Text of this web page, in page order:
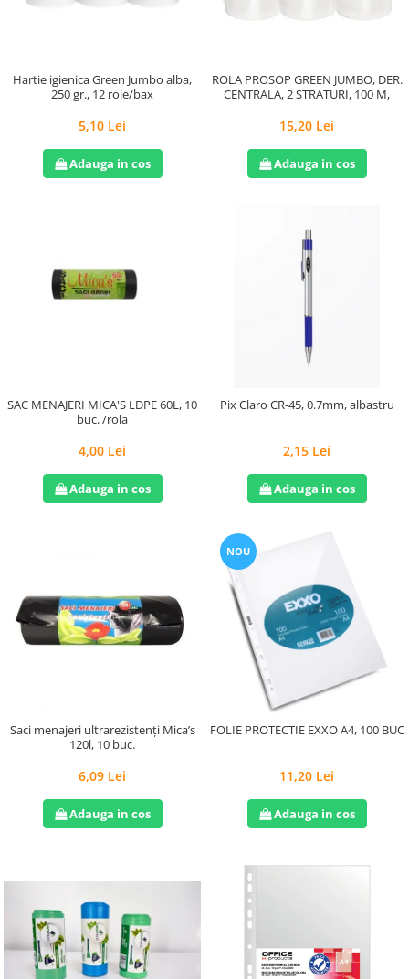
Hartie igienica Green Jumbo alba,
250 gr., 12 role/bax
5,10 Lei
Adauga in cos
ROLA PROSOP GREEN JUMBO, DER.
CENTRALA, 2 STRATURI, 100 M,
15,20 Lei
Adauga in cos
SAC MENAJERI MICA'S LDPE 60L, 10
buc. /rola
4,00 Lei
Adauga in cos
Pix Claro CR-45, 0.7mm, albastru
2,15 Lei
Adauga in cos
Saci menajeri ultrarezistenți Mica’s
120l, 10 buc.
6,09 Lei
Adauga in cos
NOU
FOLIE PROTECTIE EXXO A4, 100 BUC
11,20 Lei
Adauga in cos